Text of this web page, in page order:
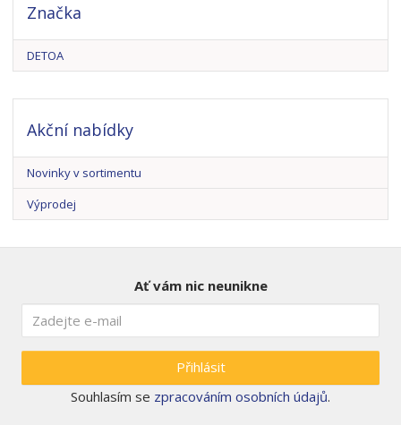
Značka
DETOA
Akční nabídky
Novinky v sortimentu
Výprodej
Ať vám nic neunikne
Přihlásit
Souhlasím se zpracováním osobních údajů.